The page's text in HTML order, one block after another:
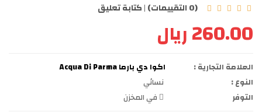
(0 التقييمات) |كتابة تعليق
260.00 ريال
العلامة التجارية :
اكوا دي بارما Acqua Di Parma
النوع :
نسائي
التوفر
في المخزن